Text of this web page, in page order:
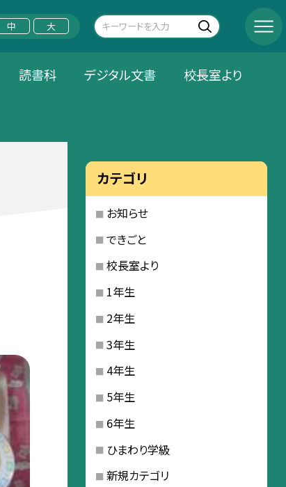
中 大
読書科 デジタル文書 校長室より
カテゴリ
お知らせ
できごと
校長室より
1年生
2年生
3年生
4年生
5年生
6年生
ひまわり学級
新規カテゴリ